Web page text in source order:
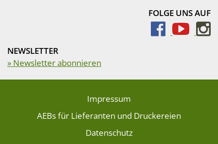
FOLGE UNS AUF
NEWSLETTER
» Newsletter abonnieren
Impressum
AEBs für Lieferanten und Druckereien
Datenschutz